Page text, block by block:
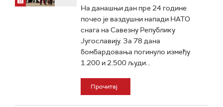
На данашњи дан пре 24 године
почео је ваздушни напади НАТО
снага на Савезну Републику
Југославију. За 78 дана
бомбардовања погинуло између
1.200 и 2.500 људи...
Прочитај